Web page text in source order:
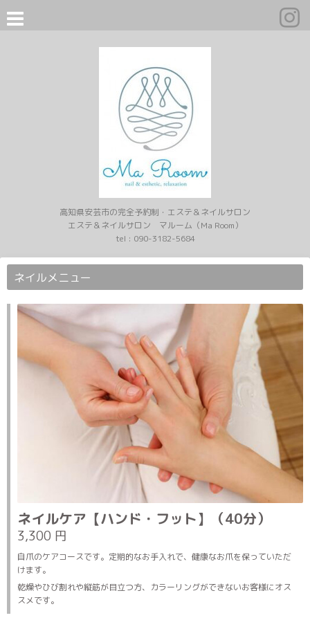
高知県安芸市の完全予約制・エステ＆ネイルサロン
エステ＆ネイルサロン マルーム（Ma Room）
tel : 090-3182-5684
ネイルメニュー
ネイルケア【ハンド・フット】（40分）
3,300 円
自爪のケアコースです。定期的なお手入れで、健康なお爪を保っていただ
けます。
乾燥やひび割れや縦筋が目立つ方、カラーリングができないお客様にオス
スメです。